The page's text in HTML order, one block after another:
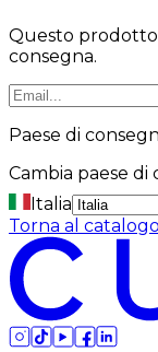
Questo
consegna.
Paese di
Cambia paese di
Italia
Torna al catalogo